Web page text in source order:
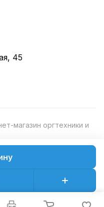
45
магазин оргтехники и